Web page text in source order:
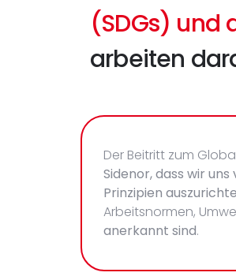
(SDGs) und
arbeiten
Der Beitritt zum
Sidenor, dass wir
Prinzipien
Arbeitsnormen,
anerkannt sind.